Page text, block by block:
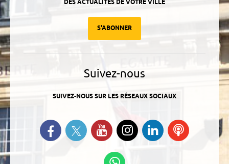
DES ACTUALITÉS DE VOTRE VILLE
S'ABONNER
Suivez-nous
SUIVEZ-NOUS SUR LES RÉSEAUX SOCIAUX
Retrouvez-nous sur Facebook
Suivez-nous sur Twitter
Suivez-nous sur YouTube
Suivez-nous sur
Instagram
Retrouvez-
nous sur
Ecoutez